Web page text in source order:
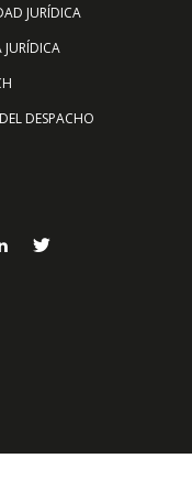
JURÍDICA
JURÍDICA
DESPACHO